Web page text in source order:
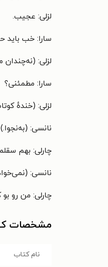
لزلی: عجیب.
سارا: خب
لزلی:
سارا: مطمئنی؟
لزلی: (خندهٔ
نانسی:
چارلی: بهم
نانسی:
چارلی: من رو بو
مشخصات
نام کتاب